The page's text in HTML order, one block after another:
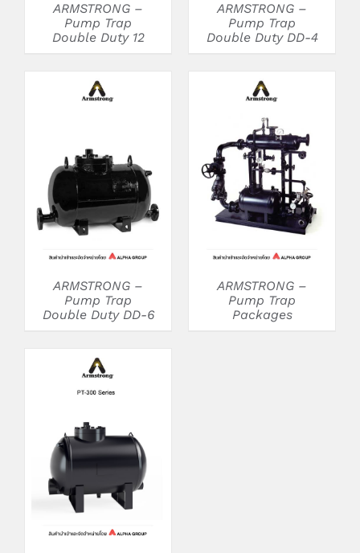
ARMSTRONG –
Pump Trap
Double Duty 12
ARMSTRONG –
Pump Trap
Double Duty DD-4
DETAILS
ARMSTRONG –
Pump Trap
Double Duty DD-6
DETAILS
ARMSTRONG –
Pump Trap
Packages
DETAILS